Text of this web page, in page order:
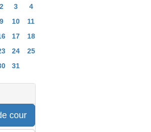
2 3
4
9 10
11
17
18
24
25
31